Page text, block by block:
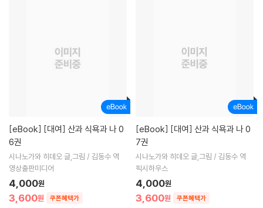
[eBook]
6권
시나노가와 히데오 글,그림 / 김동수 역
영상출판미디어
3,600원 쿠폰혜택가
4,000원
[eBook]
7권
시나노가와 히데오 글,그림 / 김동수 역
픽시하우스
3,600원 쿠폰혜택가
4,000원